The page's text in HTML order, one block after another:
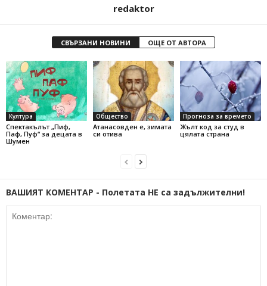
redaktor
СВЪРЗАНИ НОВИНИ ОЩЕ ОТ АВТОРА
Култура
Спектакълът „Пиф,
Паф, Пуф“ за децата в
Шумен
Общество
Атанасовден е, зимата
си отива
Прогноза за времето
Жълт код за студ в
цялата страна
ВАШИЯТ КОМЕНТАР - Полетата НЕ са задължителни!